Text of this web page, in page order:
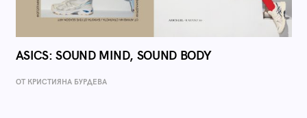
ASICS: SOUND MIND, SOUND BODY
ОТ КРИСТИЯНА БУРДЕВА